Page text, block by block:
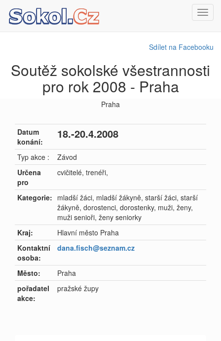
Sdílet na Facebooku
Soutěž sokolské všestrannosti
pro rok 2008 - Praha
Praha
Datum
konání:
18.-20.4.2008
Typ akce :
Závod
Určena
pro
cvičitelé, trenéři,
Kategorie: mladší žáci, mladší žákyně, starší žáci, starší
žákyně, dorostenci, dorostenky, muži, ženy,
muži senioři, ženy seniorky
Kraj:
Hlavní město Praha
Kontaktní
osoba:
dana.fisch@seznam.cz
Město:
Praha
pořadatel
akce:
pražské župy